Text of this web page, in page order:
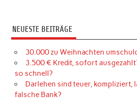
NEUESTE BEITRÄGE
30.000 zu Weihnachten
3.500 € Kredit, sofort
so schnell?
Darlehen sind teuer, kompliziert,
falsche Bank?